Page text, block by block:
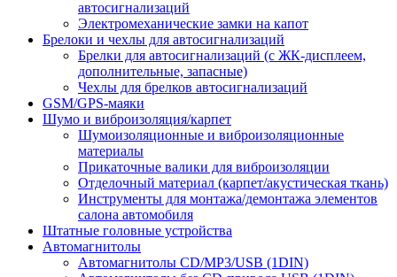
автосигнализаций
Электромеханические замки на капот
Брелоки и чехлы для автосигнализаций
Брелки для автосигнализаций (с ЖК-дисплеем,
дополнительные, запасные)
Чехлы для брелков автосигнализаций
GSM/GPS-маяки
Шумо и виброизоляция/карпет
Шумоизоляционные и виброизоляционные
материалы
Прикаточные валики для виброизоляции
Отделочный материал (карпет/акустическая ткань)
Инструменты для монтажа/демонтажа элементов
салона автомобиля
Штатные головные устройства
Автомагнитолы
Автомагнитолы CD/MP3/USB (1DIN)